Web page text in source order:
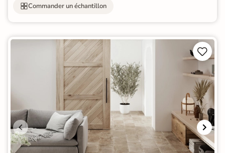
Commander un échantillon

